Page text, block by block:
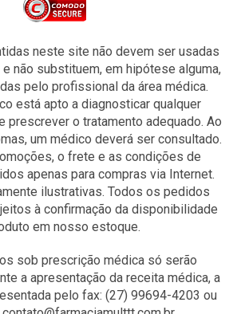
neste site não devem ser usadas
não substituem, em hipótese alguma,
pelo profissional da área médica.
está apto a diagnosticar qualquer
prescrever o tratamento adequado. Ao
um médico deverá ser consultado.
o frete e as condições de
apenas para compras via Internet.
ilustrativas. Todos os pedidos
à confirmação da disponibilidade
em nosso estoque.
sob prescrição médica só serão
a apresentação da receita médica, a
pelo fax: (27) 99694-4203 ou